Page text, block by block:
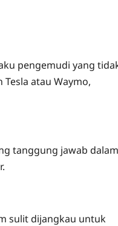
pengemudi yang
atau Waymo,
tanggung jawab dalam
sulit dijangkau untuk